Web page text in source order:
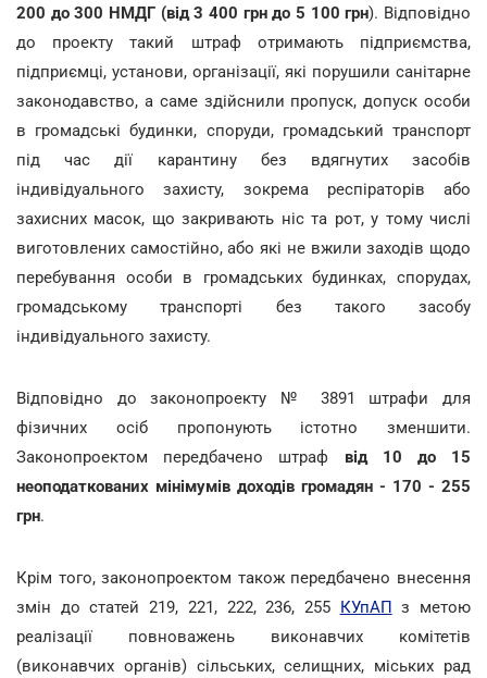
200 до 300 НМДГ (від 3 400 грн до 5 100 грн). Відповідно
до проекту такий штраф отримають підприємства,
підприємці, установи, організації, які порушили санітарне
законодавство, а саме здійснили пропуск, допуск особи
в громадські будинки, споруди, громадський транспорт
під час дії карантину без вдягнутих засобів
індивідуального захисту, зокрема респіраторів або
захисних масок, що закривають ніс та рот, у тому числі
виготовлених самостійно, або які не вжили заходів щодо
перебування особи в громадських будинках, спорудах,
громадському транспорті без такого засобу
індивідуального захисту.
Відповідно до законопроекту № 3891 штрафи для
фізичних осіб пропонують істотно зменшити.
Законопроектом передбачено штраф від 10 до 15
неоподаткованих мінімумів доходів громадян - 170 - 255
грн.
Крім того, законопроектом також передбачено внесення
змін до статей 219, 221, 222, 236, 255 КУпАП з метою
реалізації повноважень виконавчих комітетів
(виконавчих органів) сільських, селищних, міських рад